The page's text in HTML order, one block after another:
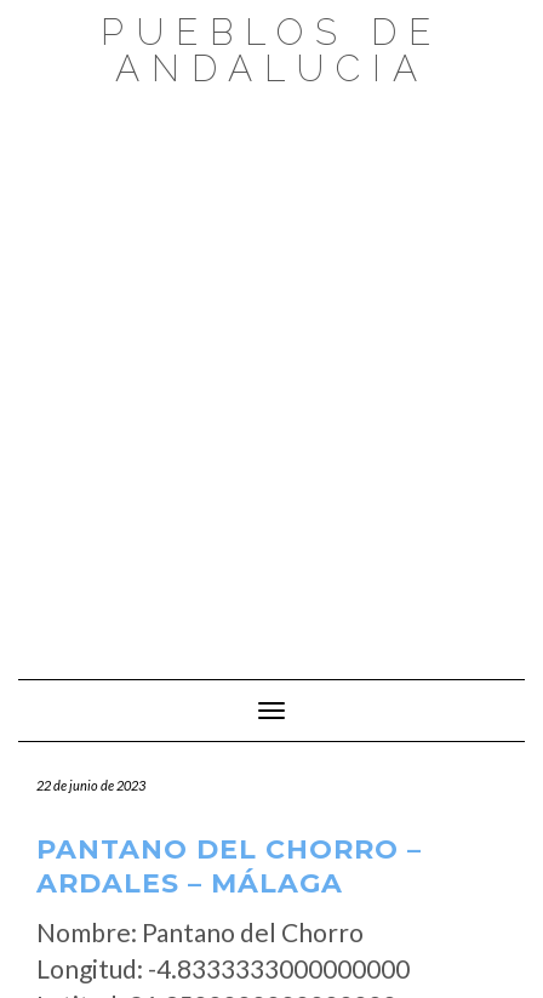
PUEBLOS DE
ANDALUCIA
Cambiar modo de navegación
22 de junio de 2023
PANTANO DEL CHORRO –
ARDALES – MÁLAGA
Nombre: Pantano del Chorro
Longitud: -4.8333333000000000